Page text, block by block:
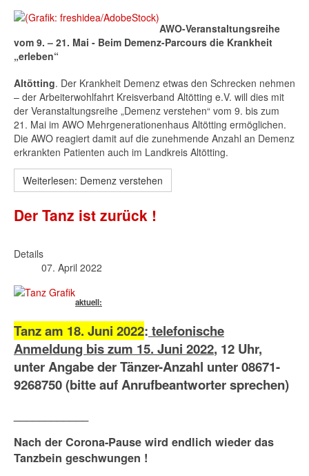
AWO-Veranstaltungsreihe
vom 9. – 21. Mai - Beim Demenz-Parcours die Krankheit
„erleben“
Altötting. Der Krankheit Demenz etwas den Schrecken nehmen
– der Arbeiterwohlfahrt Kreisverband Altötting e.V. will dies mit
der Veranstaltungsreihe „Demenz verstehen“ vom 9. bis zum
21. Mai im AWO Mehrgenerationenhaus Altötting ermöglichen.
Die AWO reagiert damit auf die zunehmende Anzahl an Demenz
erkrankten Patienten auch im Landkreis Altötting.
Weiterlesen: Demenz verstehen
Der Tanz ist zurück !
Details
07. April 2022
aktuell:
Tanz am 18. Juni 2022: telefonische
Anmeldung bis zum 15. Juni 2022, 12 Uhr,
unter Angabe der Tänzer-Anzahl unter 08671-
9268750 (bitte auf Anrufbeantworter sprechen)
Nach der Corona-Pause wird endlich wieder das
Tanzbein geschwungen !